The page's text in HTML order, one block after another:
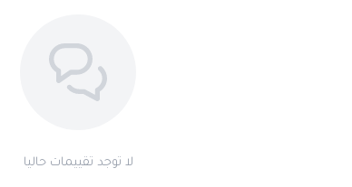
لا توجد تقييمات حاليا